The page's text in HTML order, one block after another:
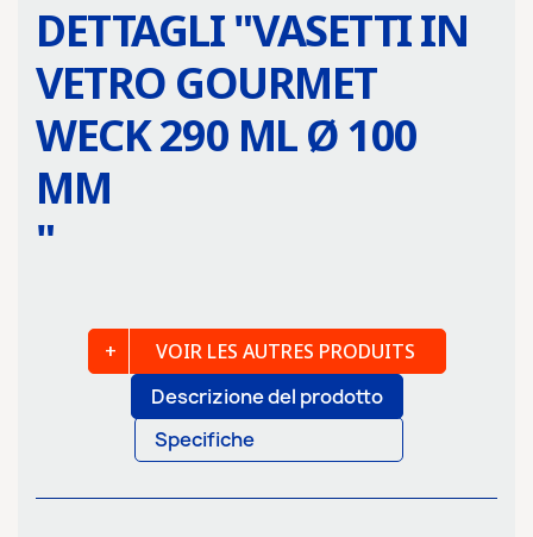
DETTAGLI "VASETTI IN
VETRO GOURMET
WECK 290 ML Ø 100
MM
"
Descrizione del prodotto
Specifiche
VOIR LES AUTRES PRODUITS